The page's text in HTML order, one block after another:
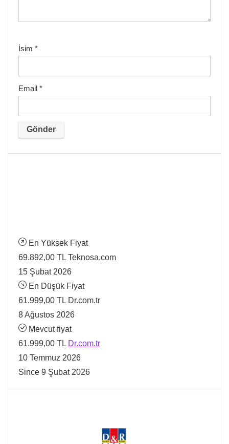
İsim *
Email *
En Yüksek Fiyat
69.892,00 TL Teknosa.com
15 Şubat 2026
En Düşük Fiyat
61.999,00 TL Dr.com.tr
8 Ağustos 2026
Mevcut fiyat
61.999,00 TL Dr.com.tr
10 Temmuz 2026
Since 9 Şubat 2026